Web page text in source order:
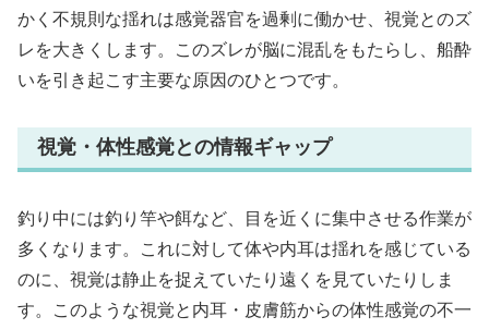
かく不規則な揺れは感覚器官を過剰に働かせ、視覚とのズ
レを大きくします。このズレが脳に混乱をもたらし、船酔
いを引き起こす主要な原因のひとつです。
視覚・体性感覚との情報ギャップ
釣り中には釣り竿や餌など、目を近くに集中させる作業が
多くなります。これに対して体や内耳は揺れを感じている
のに、視覚は静止を捉えていたり遠くを見ていたりしま
す。このような視覚と内耳・皮膚筋からの体性感覚の不一